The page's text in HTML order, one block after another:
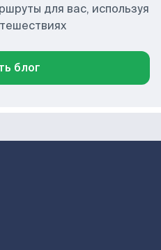
для вас, используя
блог